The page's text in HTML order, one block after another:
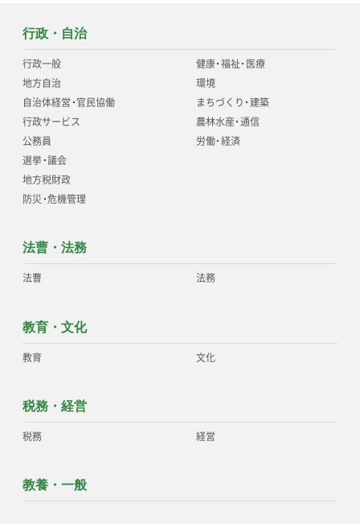
行政・自治
行政一般
地方自治
自治体経営・官民協働
行政サービス
公務員
選挙・議会
地方税財政
防災・危機管理
健康・福祉・医療
環境
まちづくり・建築
農林水産・通信
労働・経済
法曹・法務
法曹 法務
教育・文化
教育 文化
税務・経営
税務 経営
教養・一般